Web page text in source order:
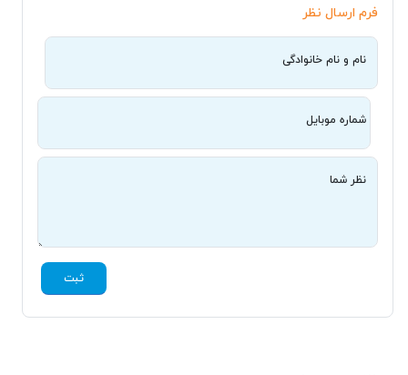
فرم ارسال نظر
نام و نام خانوادگی
شماره موبایل
نظر شما
ثبت